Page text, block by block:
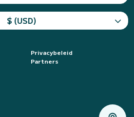
$ (USD)
Privacybeleid
Partners